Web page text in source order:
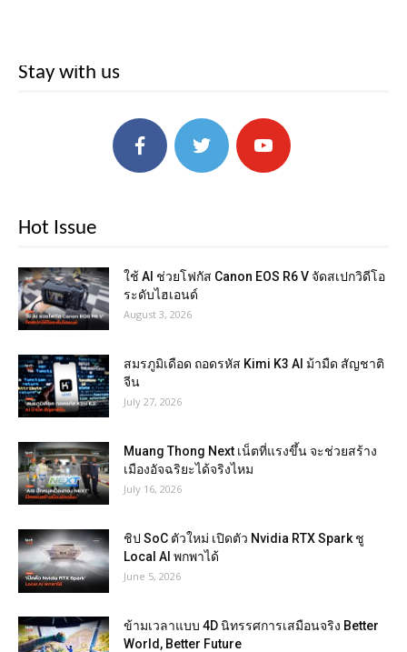
Stay with us
Hot Issue
ใช้ AI ช่วยโฟกัส Canon EOS R6 V จัดสเปกวิดีโอ
ระดับไฮเอนด์
August 3, 2026
สมรภูมิเดือด ถอดรหัส Kimi K3 AI ม้ามืด สัญชาติ
จีน
July 27, 2026
Muang Thong Next เน็ตที่แรงขึ้น จะช่วยสร้าง
เมืองอัจฉริยะได้จริงไหม
July 16, 2026
ชิป SoC ตัวใหม่ เปิดตัว Nvidia RTX Spark ชู
Local AI พกพาได้
June 5, 2026
ข้ามเวลาแบบ 4D นิทรรศการเสมือนจริง Better
World, Better Future